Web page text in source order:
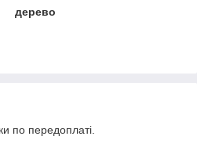
дерево
по передоплаті.